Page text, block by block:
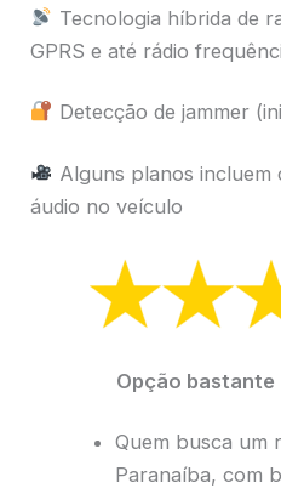
Tecnologia híbrida de
GPRS e até rádio
Detecção de jammer
Alguns planos incluem
áudio no veículo
Opção
Quem busca um
Paranaíba, com